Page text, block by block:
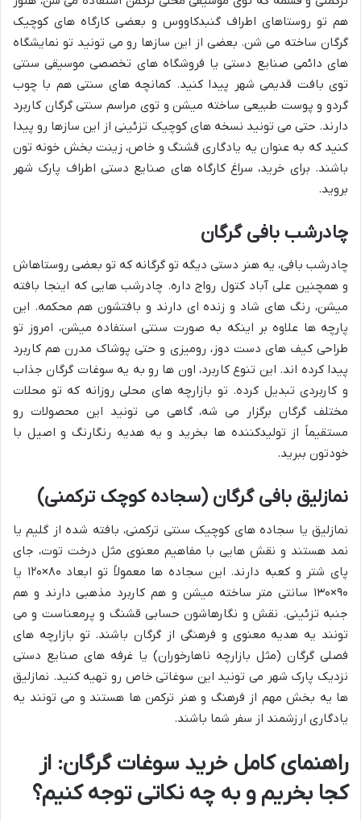
هم تو روستاهای اطراف گنبدکاووس و بعضی کارگاه های کوچیک
گرگان ساخته می شن. بعضی از این سازها رو می تونید تو نمایشگاه
های دائمی صنایع دستی یا فروشگاه های تخصصی موسیقی سنتی
توی بافت قدیمی شهر پیدا کنید. کمانچه های سنتی هم با چوب
گردو و پوست طبیعی ساخته میشن و توی مراسم سنتی گرگان کاربرد
دارند. حتی می تونید نسخه های کوچیک تزئینی از این سازها رو پیدا
کنید که به عنوان یه یادگاری قشنگ و خاص، زینت بخش خونه تون
باشند. برای خرید، سراغ کارگاه های صنایع دستی اطراف پارک شهر
بروید.
چادرشب بافی گرگان
چادرشب بافی، یه هنر دستی دیگه تو گرگانه که تو بعضی روستاهاش
و همچنین علی آباد کتول رواج داره. چادرشب هایی که اینجا بافته
میشن، رنگ های شاد و زنده ای دارند و بافتشون هم محکمه. این
پارچه ها علاوه بر اینکه به صورت سنتی استفاده میشن، امروز تو
طراحی کیف های دست دوز، رومیزی و حتی پوشاک مدرن هم کاربرد
پیدا کرده اند. این تنوع کاربرد، اون ها رو به یه سوغات گرگان جذاب
و کاربردی تبدیل کرده. تو بازارچه های محلی روزانه که تو محلات
مختلف گرگان برگزار می شه، گاهی می تونید این محصولات رو
مستقیماً از تولیدکننده ها بخرید و یه هدیه رنگارنگ و اصیل با
خودتون ببرید.
نمازلیق بافی گرگان (سجاده کوچک ترکمنی)
نمازلیق یا سجاده های کوچیک سنتی ترکمنی، بافته شده از گلیم یا
نمد هستند و نقش هایی با مفاهیم معنوی مثل درخت توت، جای
پای شتر و کعبه دارند. این سجاده ها معمولاً تو ابعاد ۸۰×۱۲۰ یا
۹۰×۱۳۰ سانتی متر ساخته میشن و هم کاربرد مذهبی دارند و هم
جنبه تزئینی. نقش و نگارهاشون حسابی قشنگ و پرمعناست و می
تونند یه هدیه معنوی و فرهنگی از گرگان باشند. تو بازارچه های
فصلی گرگان (مثل بازارچه ناهارخوران) یا غرفه های صنایع دستی
نزدیک پارک شهر می تونید این سوغاتی خاص رو تهیه کنید. نمازلیق
ها یه بخش مهم از فرهنگ و هنر ترکمن ها هستند و می تونند یه
یادگاری ارزشمند از سفر شما باشند.
راهنمای کامل خرید سوغات گرگان: از
کجا بخریم و به چه نکاتی توجه کنیم؟